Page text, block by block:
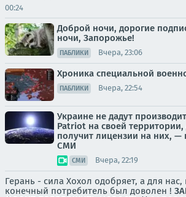
00:24
Доброй ночи, дорогие
ночи, Запорожье!
ПАБЛИКИ Вчера, 23:06
Хроника специальной
ПАБЛИКИ Вчера, 22:54
Украине не дадут
Patriot на своей территории,
получит лицензии на них, —
СМИ
СМИ Вчера, 22:19
Герань - сила Хохол одобряет, а для нас,
конечный потребитель был доволен !